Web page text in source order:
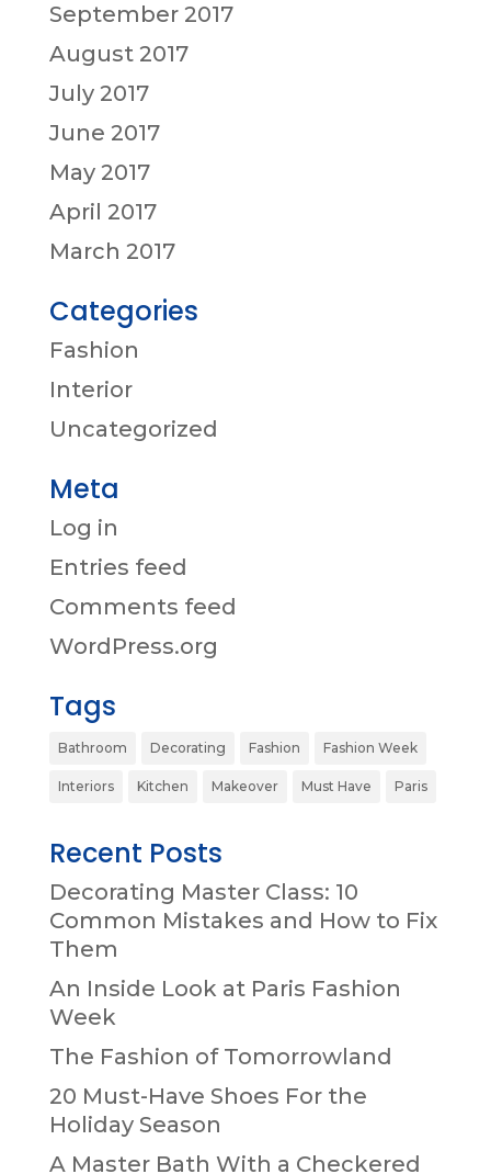
September 2017
August 2017
July 2017
June 2017
May 2017
April 2017
March 2017
Categories
Fashion
Interior
Uncategorized
Meta
Log in
Entries feed
Comments feed
WordPress.org
Tags
Bathroom Decorating Fashion Fashion Week
Interiors Kitchen Makeover Must Have Paris
Recent Posts
Decorating Master Class: 10
Common Mistakes and How to Fix
Them
An Inside Look at Paris Fashion
Week
The Fashion of Tomorrowland
20 Must-Have Shoes For the
Holiday Season
A Master Bath With a Checkered